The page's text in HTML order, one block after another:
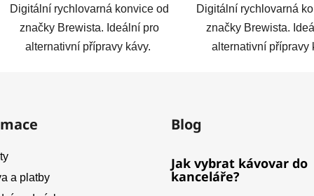
Digitální rychlovarná konvice od
značky Brewista. Ideální pro
alternativní přípravy kávy.
Digitální rychlovarná
značky Brewista.
alternativní přípravy
a platby
Blog
Jak vybrat kávovar do
kanceláře?